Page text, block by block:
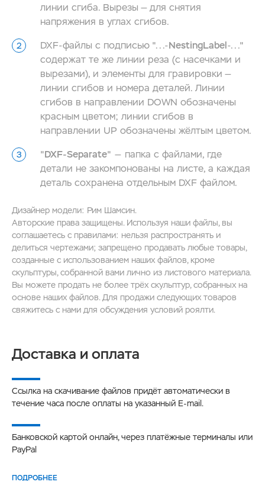
линии сгиба. Вырезы — для снятия
напряжения в углах сгибов.
DXF-файлы с подписью "...-NestingLabel-..."
содержат те же линии реза (с насечками и
вырезами), и элементы для гравировки —
линии сгибов и номера деталей. Линии
сгибов в направлении DOWN обозначены
красным цветом; линии сгибов в
направлении UP обозначены жёлтым цветом.
"DXF-Separate" — папка с файлами, где
детали не закомпонованы на листе, а каждая
деталь сохранена отдельным DXF файлом.
Дизайнер модели: Рим Шамсин.
Авторские права защищены. Используя наши файлы, вы
соглашаетесь с правилами: нельзя распространять и
делиться чертежами; запрещено продавать любые товары,
созданные с использованием наших файлов, кроме
скульптуры, собранной вами лично из листового материала.
Вы можете продать не более трёх скульптур, собранных на
основе наших файлов. Для продажи следующих товаров
свяжитесь с нами для обсуждения условий роялти.
Доставка и оплата
Ссылка на скачивание файлов придёт автоматически в
течение часа после оплаты на указанный E-mail.
Банковской картой онлайн, через платёжные терминалы или
PayPal
ПОДРОБНЕЕ